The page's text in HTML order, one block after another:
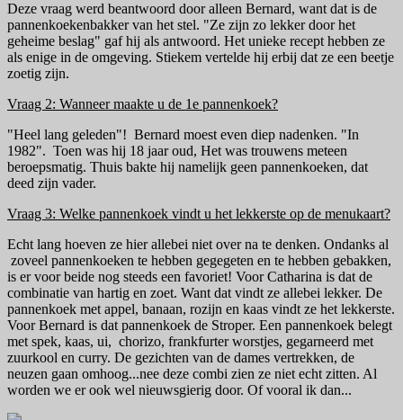
Deze vraag werd beantwoord door alleen Bernard, want dat is de
pannenkoekenbakker van het stel. "Ze zijn zo lekker door het
geheime beslag" gaf hij als antwoord. Het unieke recept hebben ze
als enige in de omgeving. Stiekem vertelde hij erbij dat ze een beetje
zoetig zijn.
Vraag 2: Wanneer maakte u de 1e pannenkoek?
"Heel lang geleden"! Bernard moest even diep nadenken. "In
1982". Toen was hij 18 jaar oud, Het was trouwens meteen
beroepsmatig. Thuis bakte hij namelijk geen pannenkoeken, dat
deed zijn vader.
Vraag 3: Welke pannenkoek vindt u het lekkerste op de menukaart?
Echt lang hoeven ze hier allebei niet over na te denken. Ondanks al
zoveel pannenkoeken te hebben gegegeten en te hebben gebakken,
is er voor beide nog steeds een favoriet! Voor Catharina is dat de
combinatie van hartig en zoet. Want dat vindt ze allebei lekker. De
pannenkoek met appel, banaan, rozijn en kaas vindt ze het lekkerste.
Voor Bernard is dat pannenkoek de Stroper. Een pannenkoek belegt
met spek, kaas, ui, chorizo, frankfurter worstjes, gegarneerd met
zuurkool en curry. De gezichten van de dames vertrekken, de
neuzen gaan omhoog...nee deze combi zien ze niet echt zitten. Al
worden we er ook wel nieuwsgierig door. Of vooral ik dan...